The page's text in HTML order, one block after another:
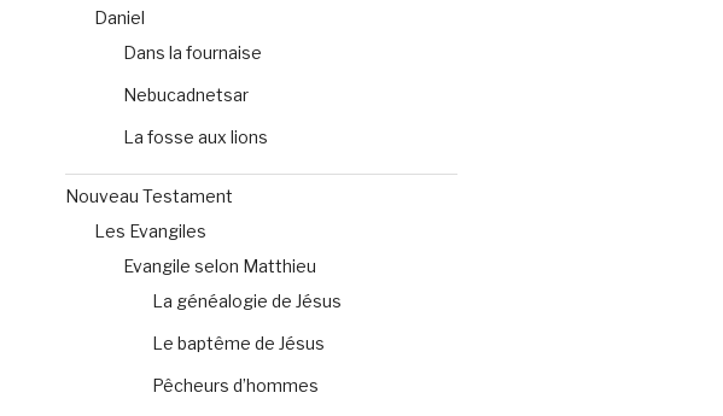
Daniel
Dans la fournaise
Nebucadnetsar
La fosse aux lions
Nouveau Testament
Les Evangiles
Evangile selon Matthieu
La généalogie de Jésus
Le baptême de Jésus
Pêcheurs d’hommes